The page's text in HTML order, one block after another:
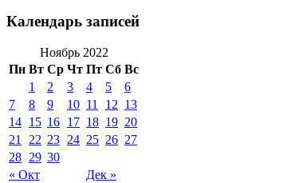
Календарь записей
Ноябрь 2022
Пн Вт Ср Чт Пт Сб Вс
« Окт Дек »
1 2 3 4 5
6
7
8 9 10 11 12 13
14 15 16 17 18 19 20
21
22 23 24 25 26 27
28 29 30